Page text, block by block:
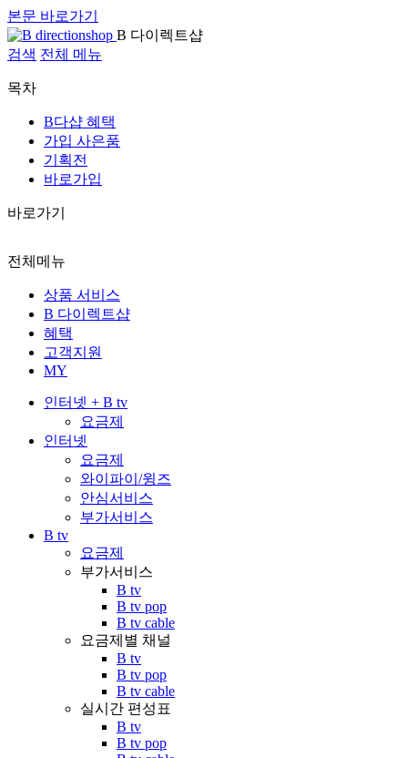
본문 바로가기
B 다이렉트샵
검색 전체 메뉴
목차
B다샵 혜택
가입 사은품
기획전
바로가입
바로가기
전체메뉴
상품 서비스
B 다이렉트샵
혜택
고객지원
MY
인터넷 + B tv
요금제
인터넷
요금제
와이파이/윙즈
안심서비스
부가서비스
B tv
요금제
부가서비스
B tv
B tv pop
B tv cable
요금제별 채널
B tv
B tv pop
B tv cable
실시간 편성표
B tv
B tv pop